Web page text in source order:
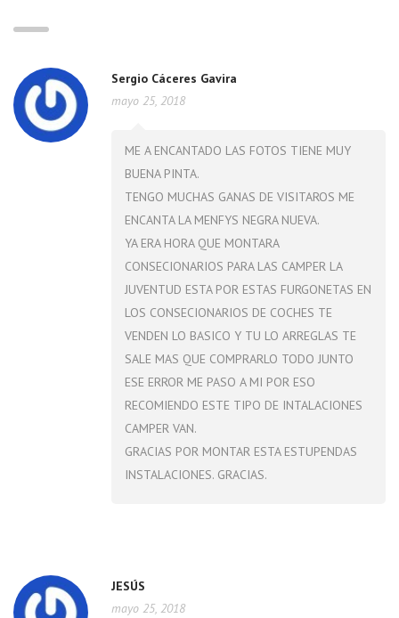
Sergio Cáceres Gavira
mayo 25, 2018
ME A ENCANTADO LAS FOTOS TIENE MUY
BUENA PINTA.
TENGO MUCHAS GANAS DE VISITAROS ME
ENCANTA LA MENFYS NEGRA NUEVA.
YA ERA HORA QUE MONTARA
CONSECIONARIOS PARA LAS CAMPER LA
JUVENTUD ESTA POR ESTAS FURGONETAS EN
LOS CONSECIONARIOS DE COCHES TE
VENDEN LO BASICO Y TU LO ARREGLAS TE
SALE MAS QUE COMPRARLO TODO JUNTO
ESE ERROR ME PASO A MI POR ESO
RECOMIENDO ESTE TIPO DE INTALACIONES
CAMPER VAN.
GRACIAS POR MONTAR ESTA ESTUPENDAS
INSTALACIONES. GRACIAS.
JESÚS
mayo 25, 2018